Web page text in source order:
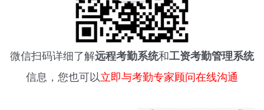
微信扫码详细了解远程考勤系统和工资考勤管理系统
信息，您也可以立即与考勤专家顾问在线沟通